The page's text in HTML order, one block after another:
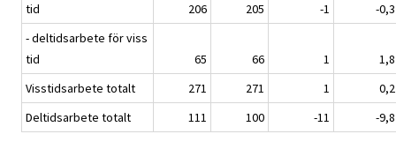
tid
206 205 -1
-0,3
- deltidsarbete för viss
tid
65 66 1
1,8
Visstidsarbete totalt
271 271 1
0,2
Deltidsarbete totalt
111 100 -11 -9,8